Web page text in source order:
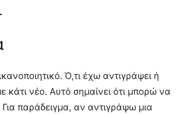
Ό,τι έχω αντιγράψει ή
κάτι νέο. Αυτό σημαίνει ότι μπορώ να
παράδειγμα, αν αντιγράψω μια